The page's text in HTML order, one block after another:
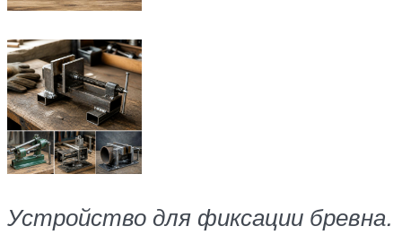
Устройство для фиксации бревна.